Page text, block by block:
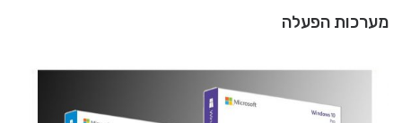
מערכות הפעלה